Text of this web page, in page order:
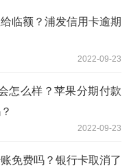
临额？浦发信用卡逾期
2022-09-23
怎么样？苹果分期付款
2022-09-23
免费吗？银行卡取消了